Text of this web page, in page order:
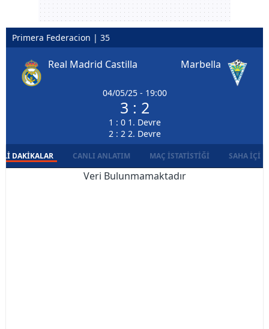
Primera Federacion | 35
Real Madrid Castilla
04/05/25 - 19:00
3 : 2
1 : 0 1. Devre
2 : 2 2. Devre
Marbella
DAKIKALAR CANLI ANLATIM MAÇ İSTATISTIĞI SAHA İÇI
Veri Bulunmamaktadır